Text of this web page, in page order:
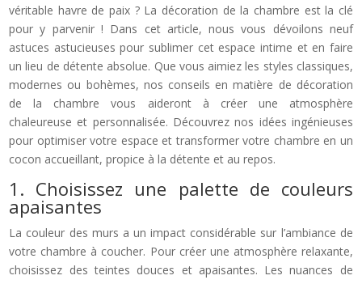
véritable havre de paix ? La décoration de la chambre est la clé
pour y parvenir ! Dans cet article, nous vous dévoilons neuf
astuces astucieuses pour sublimer cet espace intime et en faire
un lieu de détente absolue. Que vous aimiez les styles classiques,
modernes ou bohèmes, nos conseils en matière de décoration
de la chambre vous aideront à créer une atmosphère
chaleureuse et personnalisée. Découvrez nos idées ingénieuses
pour optimiser votre espace et transformer votre chambre en un
cocon accueillant, propice à la détente et au repos.
1. Choisissez une palette de couleurs
apaisantes
La couleur des murs a un impact considérable sur l’ambiance de
votre chambre à coucher. Pour créer une atmosphère relaxante,
choisissez des teintes douces et apaisantes. Les nuances de